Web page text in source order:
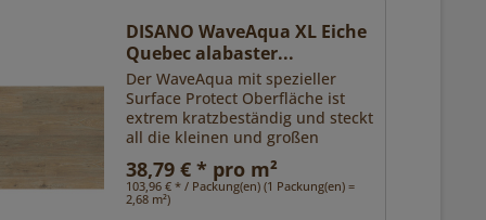
DISANO WaveAqua XL Eiche
Quebec alabaster...
Der WaveAqua mit spezieller
Surface Protect Oberfläche ist
extrem kratzbeständig und steckt
all die kleinen und großen
Herausforderungen des Alltags
locker weg. Zudem ist er dank
Nässeschutz unempfindlich
38,79 € * pro m²
103,96 € * / Packung(en) (1 Packung(en) =
2,68 m²)